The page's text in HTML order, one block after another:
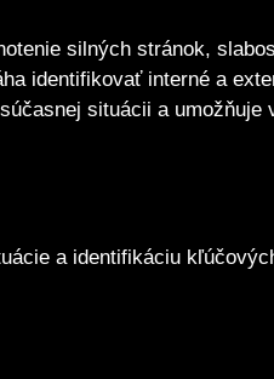
silných stránok,
identifikovať interné a
situácii a umožňuje
a identifikáciu